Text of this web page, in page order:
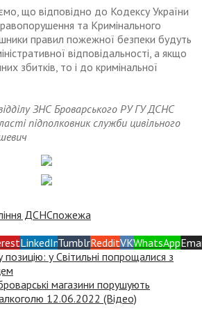
що відповідно до Кодексу України
та Кримінального
правил пожежної безпеки будуть
відповідальності, а якщо
збитків, то і до кримінальної
ЗНС Броварського РУ ГУ ДСНС
підполковник служби цивільного
ДСНСпожежа
LinkedInTumblrRedditVKWhatsApp
у Світильні попрощалися з
магазини порушують
12.06.2022 (Відео)